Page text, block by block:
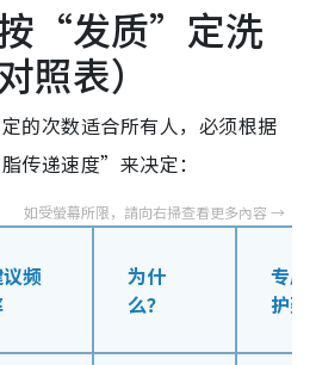
“发质”定洗
照表）
的次数适合所有人，必须根据
递速度”来决定：
频
为什
么？
专属
护建